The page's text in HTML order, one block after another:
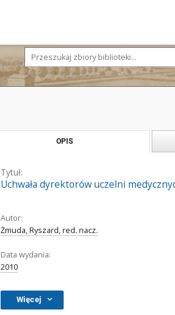
OPIS
Tytuł:
Uchwała dyrektorów uczelni
Autor:
Żmuda, Ryszard, red. nacz.
Data wydania:
2010
Więcej